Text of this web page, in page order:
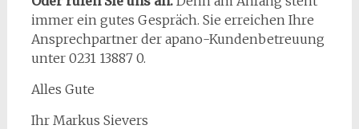
immer ein gutes Gespräch. Sie erreichen Ihre
Ansprechpartner der apano-Kundenbetreuung
unter 0231 13887 0.
Alles Gute
Ihr Markus Sievers